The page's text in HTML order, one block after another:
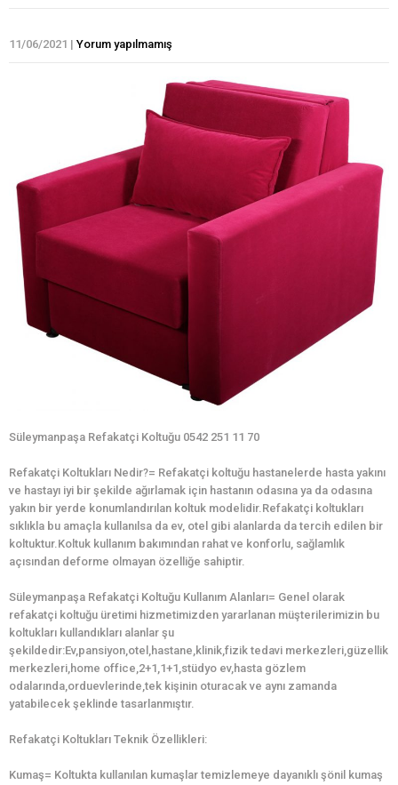
11/06/2021 | Yorum yapılmamış
Süleymanpaşa Refakatçi Koltuğu 0542 251 11 70
Refakatçi Koltukları Nedir?= Refakatçi koltuğu hastanelerde hasta yakını
ve hastayı iyi bir şekilde ağırlamak için hastanın odasına ya da odasına
yakın bir yerde konumlandırılan koltuk modelidir.Refakatçi koltukları
sıklıkla bu amaçla kullanılsa da ev, otel gibi alanlarda da tercih edilen bir
koltuktur.Koltuk kullanım bakımından rahat ve konforlu, sağlamlık
açısından deforme olmayan özelliğe sahiptir.
Süleymanpaşa Refakatçi Koltuğu Kullanım Alanları= Genel olarak
refakatçi koltuğu üretimi hizmetimizden yararlanan müşterilerimizin bu
koltukları kullandıkları alanlar şu
şekildedir:Ev,pansiyon,otel,hastane,klinik,fizik tedavi merkezleri,güzellik
merkezleri,home office,2+1,1+1,stüdyo ev,hasta gözlem
odalarında,orduevlerinde,tek kişinin oturacak ve aynı zamanda
yatabilecek şeklinde tasarlanmıştır.
Refakatçi Koltukları Teknik Özellikleri:
Kumaş= Koltukta kullanılan kumaşlar temizlemeye dayanıklı şönil kumaş